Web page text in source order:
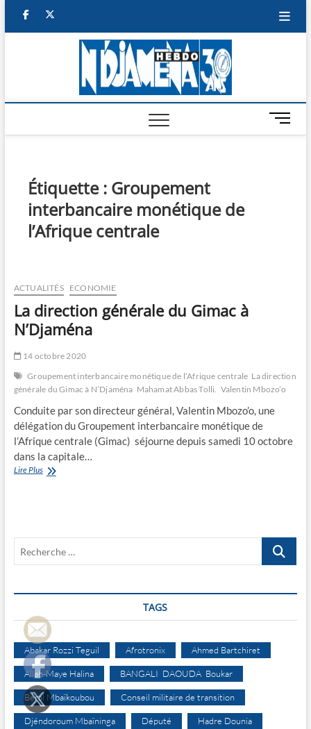
facebook
M
e
Étiquette : Groupement
interbancaire monétique de
l’Afrique centrale
ACTUALITÉS ECONOMIE
La direction générale du Gimac à
N’Djaména
14 octobre 2020
Groupement interbancaire monétique de l’Afrique centrale La direction
générale du Gimac à N’Djaména Mahamat Abbas Tolli. Valentin Mbozo’o
Conduite par son directeur général, Valentin Mbozo’o, une
délégation du Groupement interbancaire monétique de
l’Afrique centrale (Gimac) séjourne depuis samedi 10 octobre
dans la capitale…
Lire PlusLa
Recherche
TAGS
Abakar Rozzi Teguil Afrotronix Ahmed Bartchiret
Allah-Maye Halina BANGALI DAOUDA Boukar
Béral Mbaïkoubou Conseil militaire de transition
Djéndoroum Mbaïninga Député Hadre Dounia